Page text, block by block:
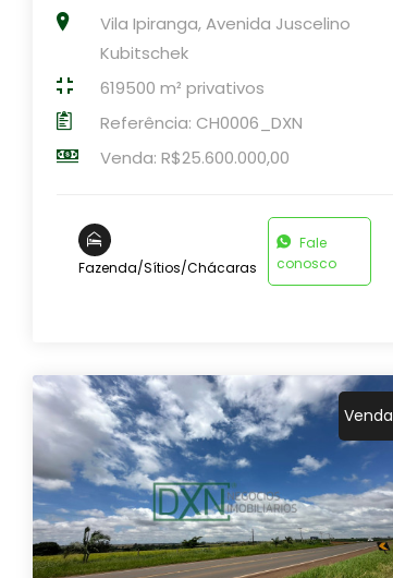
Vila Ipiranga, Avenida Juscelino
Kubitschek
619500 m² privativos
Referência: CH0006_DXN
Venda: R$25.600.000,00
Fazenda/Sítios/Chácaras
Fale
conosco
Venda